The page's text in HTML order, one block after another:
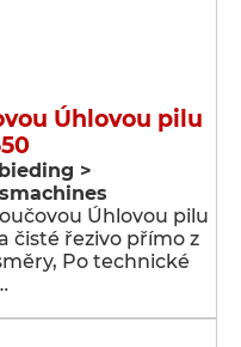
Úhlovou pilu
>
Úhlovou pilu
čisté řezivo přímo z
Po technické